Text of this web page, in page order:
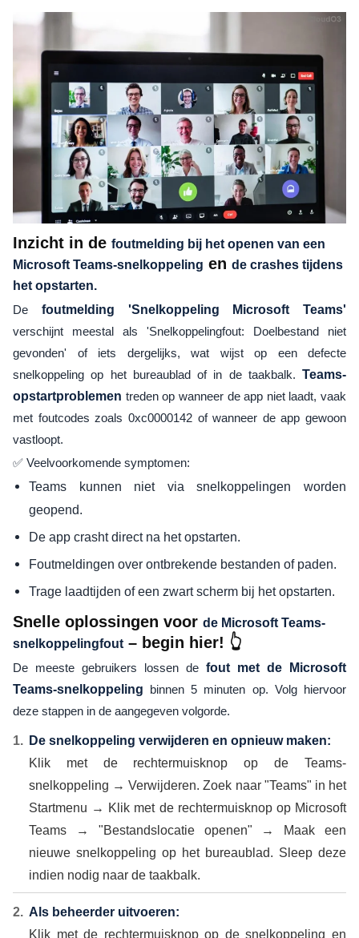
Inzicht in de foutmelding bij het openen van een
Microsoft Teams-snelkoppeling en de crashes tijdens
het opstarten.
De foutmelding 'Snelkoppeling Microsoft Teams'
verschijnt meestal als 'Snelkoppelingfout: Doelbestand niet
gevonden' of iets dergelijks, wat wijst op een defecte
snelkoppeling op het bureaublad of in de taakbalk. Teams-
opstartproblemen treden op wanneer de app niet laadt, vaak
met foutcodes zoals 0xc0000142 of wanneer de app gewoon
vastloopt.
✅ Veelvoorkomende symptomen:
Teams kunnen niet via snelkoppelingen worden
geopend.
De app crasht direct na het opstarten.
Foutmeldingen over ontbrekende bestanden of paden.
Trage laadtijden of een zwart scherm bij het opstarten.
Snelle oplossingen voor de Microsoft Teams-
snelkoppelingfout – begin hier! 👆
De meeste gebruikers lossen de fout met de Microsoft
Teams-snelkoppeling binnen 5 minuten op. Volg hiervoor
deze stappen in de aangegeven volgorde.
De snelkoppeling verwijderen en opnieuw maken:
Klik met de rechtermuisknop op de Teams-
snelkoppeling → Verwijderen. Zoek naar "Teams" in het
Startmenu → Klik met de rechtermuisknop op Microsoft
Teams → "Bestandslocatie openen" → Maak een
nieuwe snelkoppeling op het bureaublad. Sleep deze
indien nodig naar de taakbalk.
Als beheerder uitvoeren:
Klik met de rechtermuisknop op de snelkoppeling en